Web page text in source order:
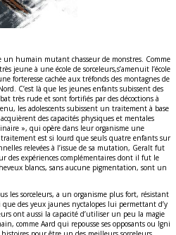
un humain mutant chasseur de monstres. Comme
jeune à une école de sorceleurs,s’amenuit l’école
forteresse cachée aux tréfonds des montagnes de
C’est là que les jeunes enfants subissent des
très rude et sont fortifiés par des décoctions à
les adolescents subissent un traitement à base
des capacités physiques et mentales
», qui opère dans leur organisme une
est si lourd que seuls quatre enfants sur
relevées à l’issue de sa mutation, Geralt fut
des expériences complémentaires dont il fut le
blancs, sans aucune pigmentation, sont un
les sorceleurs, a un organisme plus fort, résistant
des yeux jaunes nyctalopes lui permettant d’y
ont aussi la capacité d’utiliser un peu la magie
comme Aard qui repousse ses opposants ou Igni